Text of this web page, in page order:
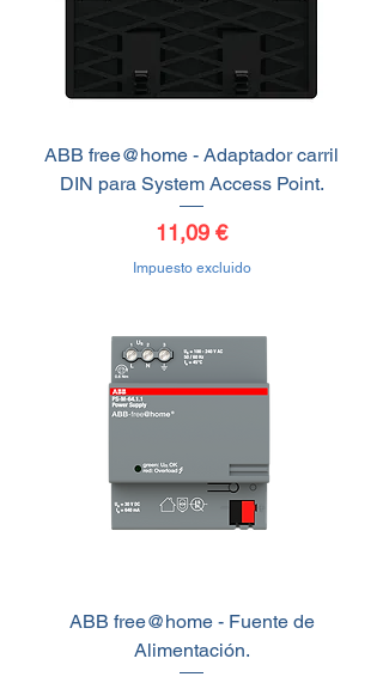
ABB free@home - Adaptador carril
DIN para System Access Point.
Precio
11,09 €
Impuesto excluido
ABB free@home - Fuente de
Alimentación.